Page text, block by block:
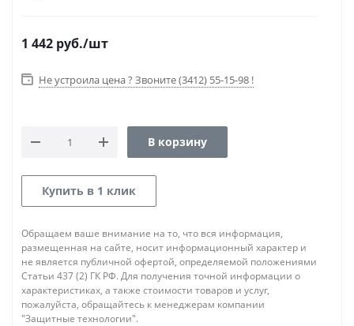
1 442 руб./шт
Не устроила цена ? Звоните (3412) 55-15-98 !
В корзину
Купить в 1 клик
Обращаем ваше внимание на то, что вся информация,
размещенная на сайте, носит информационный характер и
не является публичной офертой, определяемой положениями
Статьи 437 (2) ГК РФ. Для получения точной информации о
характеристиках, а также стоимости товаров и услуг,
пожалуйста, обращайтесь к менеджерам компании
"Защитные технологии".